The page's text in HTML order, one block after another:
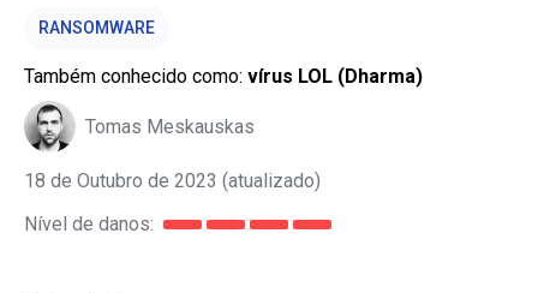
RANSOMWARE
Também conhecido como: vírus LOL (Dharma)
Tomas Meskauskas
18 de Outubro de 2023 (atualizado)
Nível de danos: